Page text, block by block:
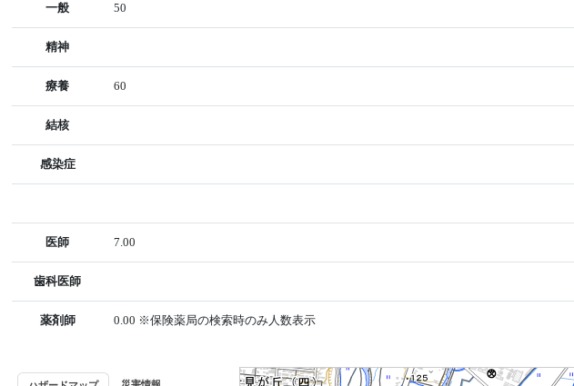
一般 50
精神
療養 60
結核
感染症
医師 7.00
歯科医師
薬剤師 0.00 ※保険薬局の検索時のみ人数表示